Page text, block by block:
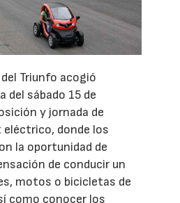
Triunfo acogió
del sábado 15 de
y jornada de
eléctrico, donde los
la oportunidad de
de conducir un
motos o bicicletas de
como conocer los